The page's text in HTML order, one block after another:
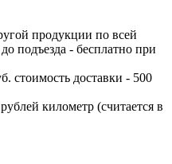
продукции по всей
подъезда - бесплатно при
стоимость доставки - 500
километр (считается в